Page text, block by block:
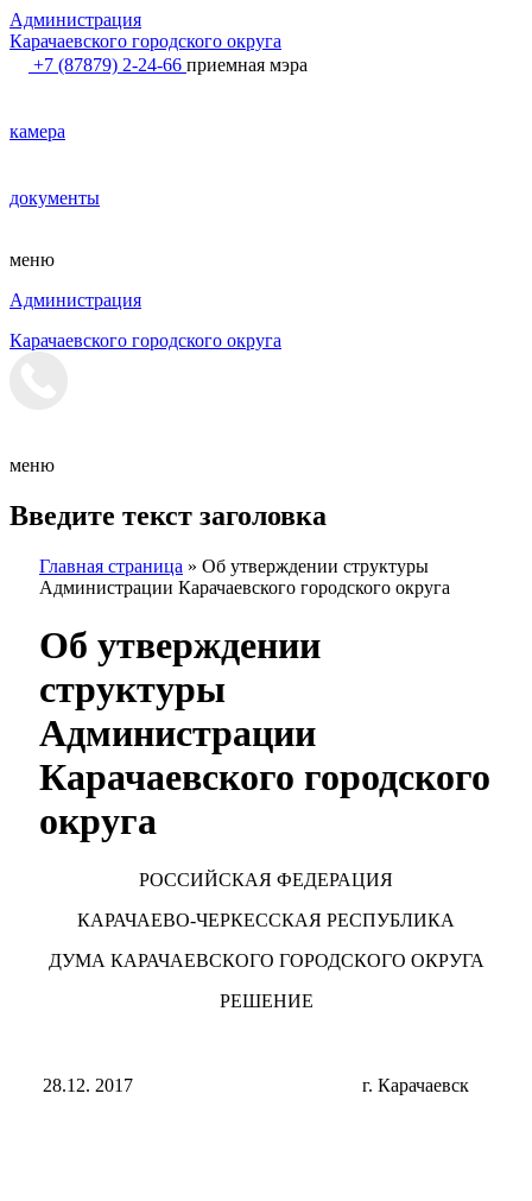
Администрация
Карачаевского городского округа
+7 (87879) 2-24-66 приемная мэра
камера
документы
меню
Администрация
Карачаевского городского округа
меню
Введите текст заголовка
Главная страница » Об утверждении структуры
Администрации Карачаевского городского округа
Об утверждении
структуры
Администрации
Карачаевского городского
округа
РОССИЙСКАЯ ФЕДЕРАЦИЯ
КАРАЧАЕВО-ЧЕРКЕССКАЯ РЕСПУБЛИКА
ДУМА КАРАЧАЕВСКОГО ГОРОДСКОГО ОКРУГА
РЕШЕНИЕ
28.12. 2017 г. Карачаевск